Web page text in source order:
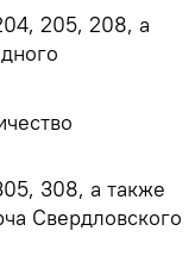
205, 208, а
308, а также
Свердловского